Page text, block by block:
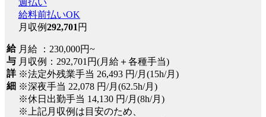
給
与
詳
細
給料前払いOK
月収例292,701 円
月給 ：230,000円~
月収例：292,701円(月給＋各種手当)
※法定外残業手当 26,493 円/月(15h/月)
※深夜手当 22,078 円/月(62.5h/月)
※休日出勤手当 14,130 円/月(8h/月)
※上記月収例は目安のため、